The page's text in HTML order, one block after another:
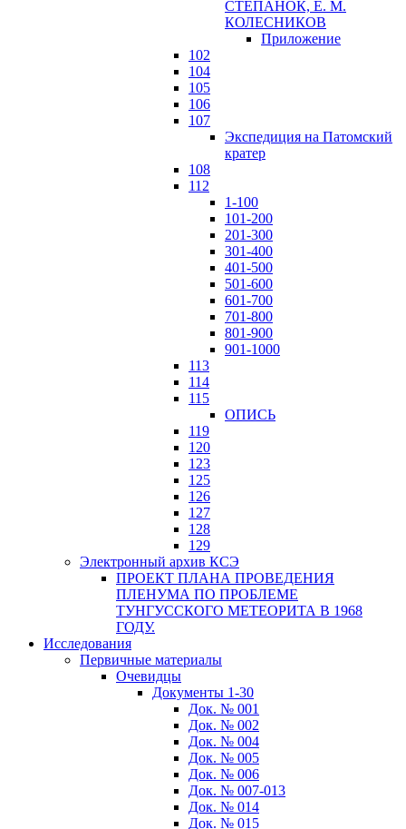
СТЕПАНОК, Е. М.
КОЛЕСНИКОВ
Приложение
102
104
105
106
107
Экспедиция на Патомский
кратер
108
112
1-100
101-200
201-300
301-400
401-500
501-600
601-700
701-800
801-900
901-1000
113
114
115
ОПИСЬ
119
120
123
125
126
127
128
129
Электронный архив КСЭ
ПРОЕКТ ПЛАНА ПРОВЕДЕНИЯ
ПЛЕНУМА ПО ПРОБЛЕМЕ
ТУНГУССКОГО МЕТЕОРИТА В 1968
ГОДУ.
Исследования
Первичные материалы
Очевидцы
Документы 1-30
Док. № 001
Док. № 002
Док. № 004
Док. № 005
Док. № 006
Док. № 007-013
Док. № 014
Док. № 015